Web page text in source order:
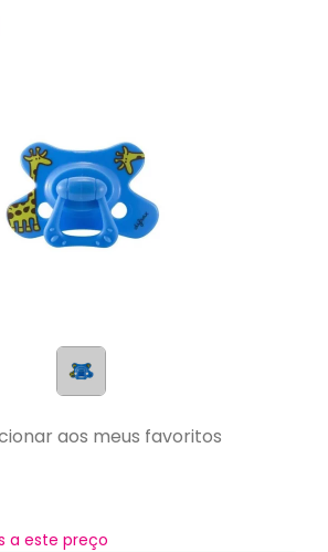
a este preço
aos meus favoritos